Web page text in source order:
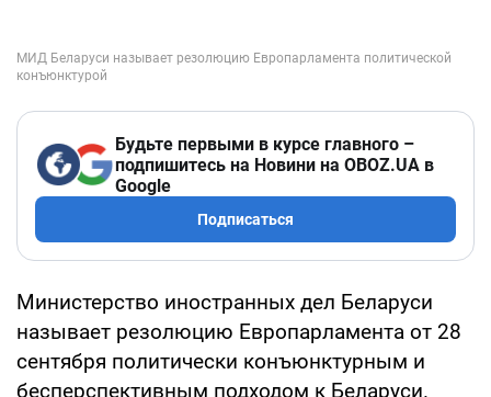
Будьте первыми в курсе главного –
подпишитесь на Новини на OBOZ.UA в
Google
Подписаться
Министерство иностранных дел Беларуси
называет резолюцию Европарламента от 28
сентября политически конъюнктурным и
бесперспективным подходом к Беларуси.